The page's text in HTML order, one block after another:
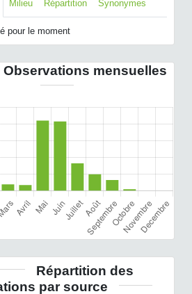
Milieu Répartition Synonymes
pour le moment
Observations mensuelles
Répartition des
par source